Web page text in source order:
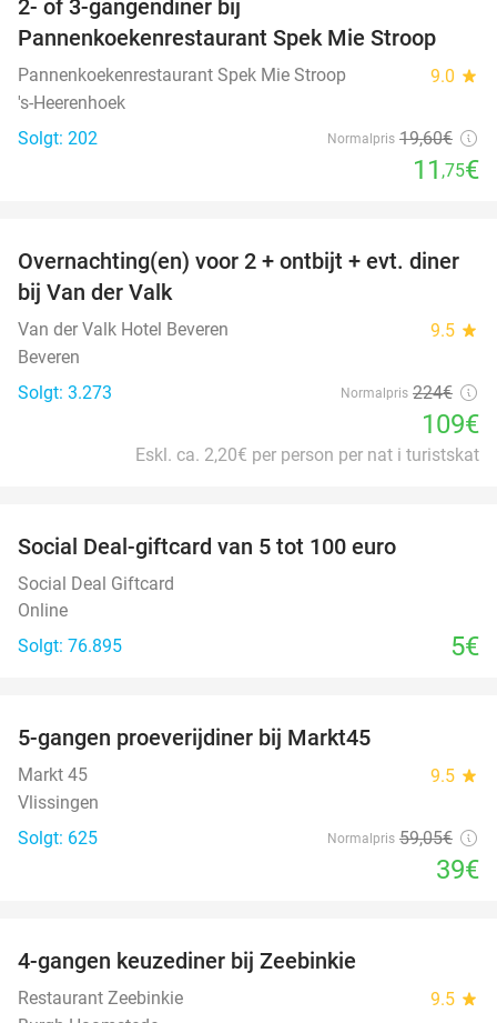
2- of 3-gangendiner bij
Pannenkoekenrestaurant Spek Mie Stroop
Pannenkoekenrestaurant Spek Mie Stroop 9.0 star
's-Heerenhoek
Solgt: 202
Normalpris 19,60€
11 ,75€
51%
Overnachting(en) voor 2 + ontbijt + evt. diner
bij Van der Valk
Van der Valk Hotel Beveren 9.5 star
Beveren
Solgt: 3.273
Normalpris 224€
109€
Eskl. ca. 2,20€ per person per nat i turistskat
Social Deal-giftcard van 5 tot 100 euro
Social Deal Giftcard
Online
Solgt: 76.895
5€
5-gangen proeverijdiner bij Markt45
Markt 45 9.5 star
Vlissingen
Solgt: 625
Normalpris 59,05€
39€
4-gangen keuzediner bij Zeebinkie
Restaurant Zeebinkie 9.5 star